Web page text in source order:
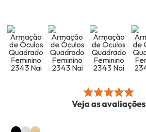
Veja as avaliações